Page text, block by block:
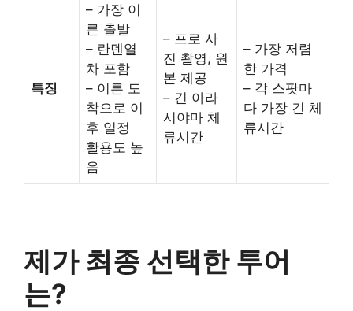
특징
– 가장 이
른 출발
– 란덴열
차 포함
– 이른 도
착으로 이
후 일정
활용도 높
음
– 프로 사
진 촬영, 원
본 제공
– 긴 아라
시야마 체
류시간
– 가장 저렴
한 가격
– 각 스팟마
다 가장 긴 체
류시간
제가 최종 선택한 투어
는?